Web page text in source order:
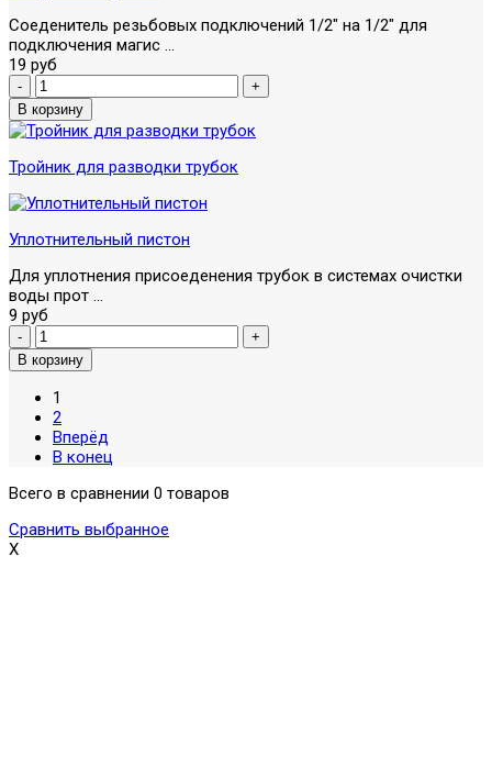
Соеденитель резьбовых подключений 1/2" на 1/2" для
подключения магис ...
19 руб
Тройник для разводки трубок
Уплотнительный пистон
Для уплотнения присоеденения трубок в системах очистки
воды прот ...
9 руб
1
2
Вперёд
В конец
Всего в сравнении 0 товаров
Сравнить выбранное
X